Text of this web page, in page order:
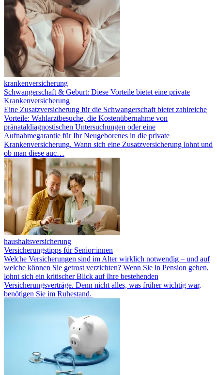
krankenversicherung
Schwangerschaft & Geburt: Diese Vorteile bietet eine private
Krankenversicherung
Eine Zusatzversicherung für die Schwangerschaft bietet zahlreiche
Vorteile: Wahlarztbesuche, die Kostenübernahme von
pränataldiagnostischen Untersuchungen oder eine
Aufnahmegarantie für Ihr Neugeborenes in die private
Krankenversicherung. Wann sich eine Zusatzversicherung lohnt und
ob man diese auc…
haushaltsversicherung
Versicherungstipps für Senior:innen
Welche Versicherungen sind im Alter wirklich notwendig – und auf
welche können Sie getrost verzichten? Wenn Sie in Pension gehen,
lohnt sich ein kritischer Blick auf Ihre bestehenden
Versicherungsverträge. Denn nicht alles, was früher wichtig war,
benötigen Sie im Ruhestand.